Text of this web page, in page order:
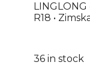
LINGLONG
R18 •
36 in stock